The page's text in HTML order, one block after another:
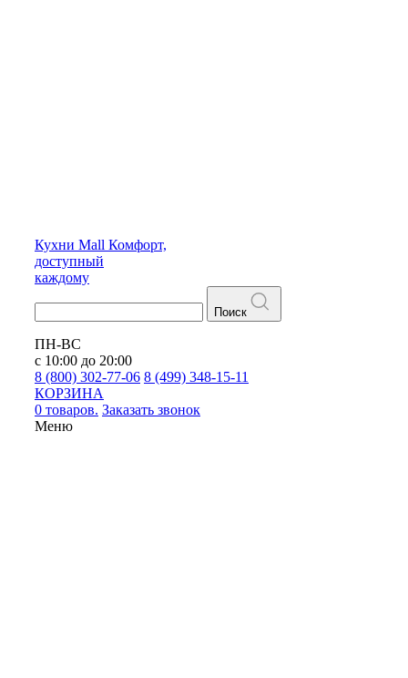
Кухни Mall Комфорт,
доступный
каждому
Поиск
ПН-ВС
с 10:00 до 20:00
8 (800) 302-77-06 8 (499) 348-15-11
КОРЗИНА
0 товаров. Заказать звонок
Меню